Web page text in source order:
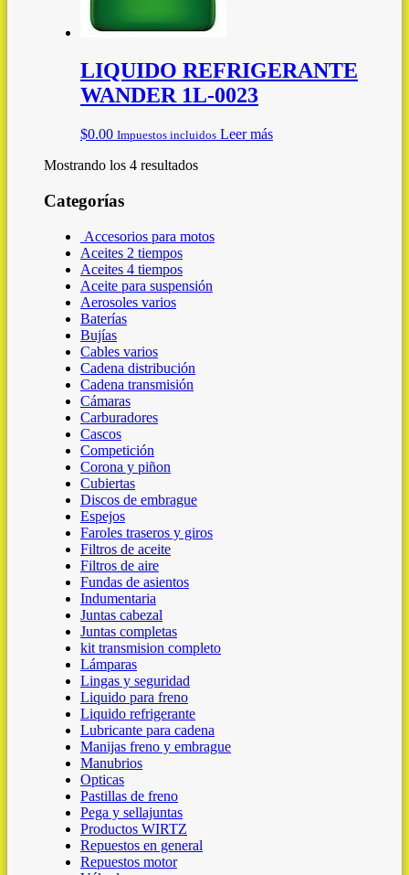
LIQUIDO REFRIGERANTE
WANDER 1L-0023
$0.00 Impuestos incluidos Leer más
Mostrando los 4 resultados
Categorías
Accesorios para motos
Aceites 2 tiempos
Aceites 4 tiempos
Aceite para suspensión
Aerosoles varios
Baterías
Bujías
Cables varios
Cadena distribución
Cadena transmisión
Cámaras
Carburadores
Cascos
Competición
Corona y piñon
Cubiertas
Discos de embrague
Espejos
Faroles traseros y giros
Filtros de aceite
Filtros de aire
Fundas de asientos
Indumentaria
Juntas cabezal
Juntas completas
kit transmision completo
Lámparas
Lingas y seguridad
Liquido para freno
Liquido refrigerante
Lubricante para cadena
Manijas freno y embrague
Manubrios
Opticas
Pastillas de freno
Pega y sellajuntas
Productos WIRTZ
Repuestos en general
Repuestos motor